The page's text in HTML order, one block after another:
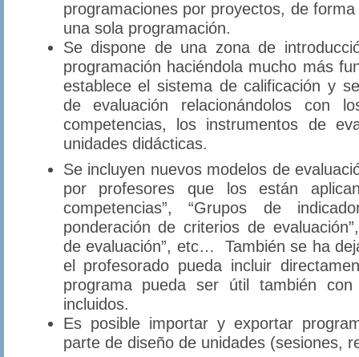
programaciones por proyectos, de
una sola programación.
Se dispone de una zona de
programación haciéndola mucho más
establece el sistema de calificación y
de evaluación relacionándolos con
competencias, los instrumentos de
unidades didácticas.
Se incluyen nuevos modelos de
por profesores que los están
competencias”, “Grupos de
ponderación de criterios de
de evaluación”, etc… También se ha
el profesorado pueda incluir
programa pueda ser útil también
incluidos.
Es posible importar y exportar
parte de diseño de unidades (sesiones,